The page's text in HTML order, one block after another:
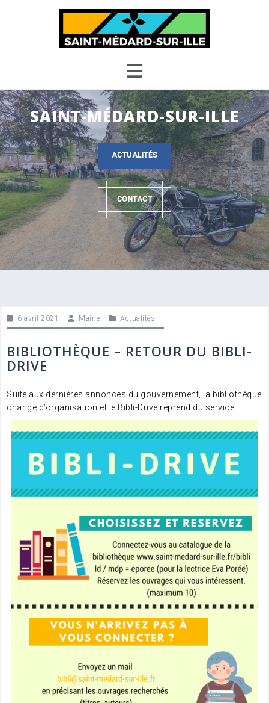
SAINT-MÉDARD-SUR-ILLE
ACTUALITÉS
CONTACT
6 avril 2021 Mairie Actualités
BIBLIOTHÈQUE – RETOUR DU BIBLI-
DRIVE
Suite aux dernières annonces du gouvernement, la bibliothèque
change d’organisation et le Bibli-Drive reprend du service.